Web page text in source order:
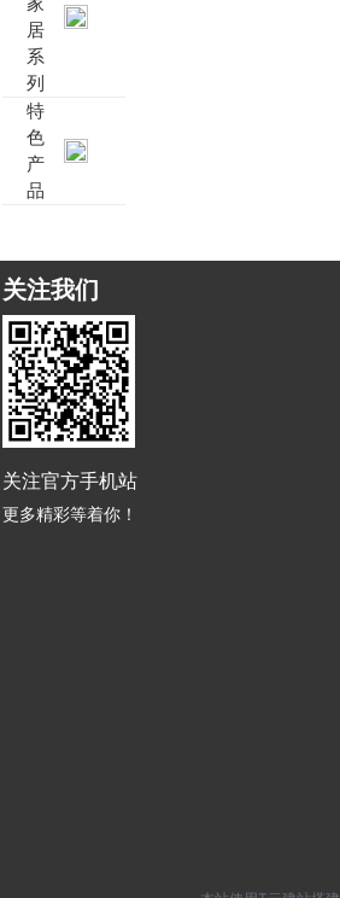
70款的智能开关
居
系
列
特
色
产
品
关注我们
关注官方手机站
更多精彩等着你！